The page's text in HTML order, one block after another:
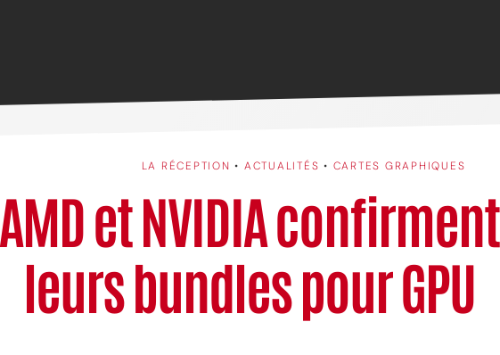
LA RÉCEPTION • ACTUALITÉS • CARTES GRAPHIQUES
AMD et NVIDIA confirment
leurs bundles pour GPU